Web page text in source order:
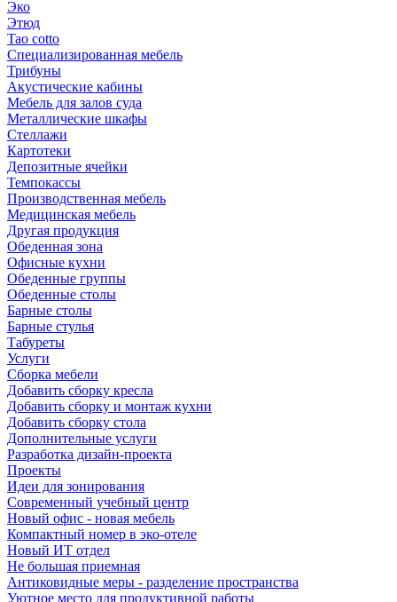
Эко
Этюд
Tao cotto
Специализированная мебель
Трибуны
Акустические кабины
Мебель для залов суда
Металлические шкафы
Стеллажи
Картотеки
Депозитные ячейки
Темпокассы
Производственная мебель
Медицинская мебель
Другая продукция
Обеденная зона
Офисные кухни
Обеденные группы
Обеденные столы
Барные столы
Барные стулья
Табуреты
Услуги
Сборка мебели
Добавить сборку кресла
Добавить сборку и монтаж кухни
Добавить сборку стола
Дополнительные услуги
Разработка дизайн-проекта
Проекты
Идеи для зонирования
Современный учебный центр
Новый офис - новая мебель
Компактный номер в эко-отеле
Новый ИТ отдел
Не большая приемная
Антиковидные меры - разделение пространства
Уютное место для продуктивной работы